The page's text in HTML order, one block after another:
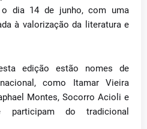
o dia 14 de junho, com uma
à valorização da literatura e
edição estão nomes de
como Itamar Vieira
Montes, Socorro Acioli e
participam do tradicional